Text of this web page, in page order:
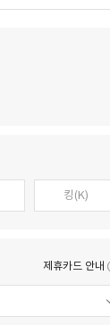
킹(K)
제휴카드 안내